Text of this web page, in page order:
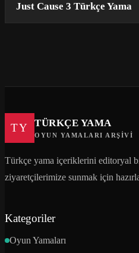
Just Cause 3 Türkçe Yama
TY TÜRKÇE YAMA
OYUN YAMALARI ARŞIVI
Türkçe yama içeriklerini editoryal
ziyaretçilerimize sunmak için
Kategoriler
Oyun Yamaları